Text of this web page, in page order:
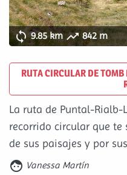
 9.85 km  842 m
RUTA CIRCULAR DE
La ruta de Puntal-Rialb-
recorrido circular que
de sus paisajes y por
 Vanessa Martín